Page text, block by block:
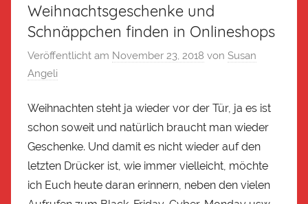
Weihnachtsgeschenke und
Schnäppchen finden in Onlineshops
Veröffentlicht am November 23, 2018 von Susan
Angeli
Weihnachten steht ja wieder vor der Tür, ja es ist
schon soweit und natürlich braucht man wieder
Geschenke. Und damit es nicht wieder auf den
letzten Drücker ist, wie immer vielleicht, möchte
ich Euch heute daran erinnern, neben den vielen